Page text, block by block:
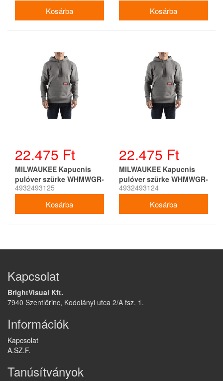
22.475 Ft
MILWAUKEE Kapucnis
pulóver szürke WHMWGR-
XXL
4932493125
22.475 Ft
MILWAUKEE Kapucnis
pulóver szürke WHMWGR-
XL
4932493124
Kapcsolat
BrightVisual Kft.
7940 Szentlőrinc, Kodolányi utca 2/A fsz. 1.
Információk
Kapcsolat
A.SZ.F.
Tanúsítványok